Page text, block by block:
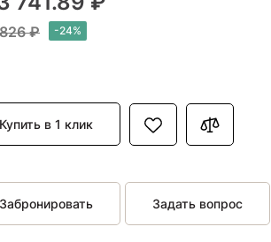
₽
Купить в 1 клик
Забронировать Задать вопрос